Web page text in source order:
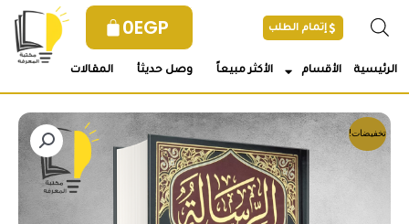
0EGP إتمام الطلب
الرئيسية الأقسام الأكثر مبيعاً وصل حديثأ المقالات
تخفيضات!